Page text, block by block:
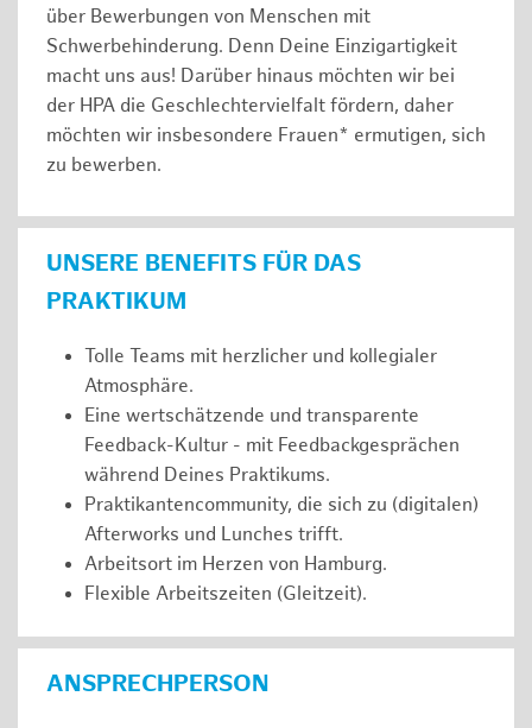
über Bewerbungen von Menschen mit
Schwerbehinderung. Denn Deine Einzigartigkeit
macht uns aus! Darüber hinaus möchten wir bei
der HPA die Geschlechtervielfalt fördern, daher
möchten wir insbesondere Frauen* ermutigen, sich
zu bewerben.
UNSERE BENEFITS FÜR DAS
PRAKTIKUM
Tolle Teams mit herzlicher und kollegialer
Atmosphäre.
Eine wertschätzende und transparente
Feedback-Kultur - mit Feedbackgesprächen
während Deines Praktikums.
Praktikantencommunity, die sich zu (digitalen)
Afterworks und Lunches trifft.
Arbeitsort im Herzen von Hamburg.
Flexible Arbeitszeiten (Gleitzeit).
ANSPRECHPERSON